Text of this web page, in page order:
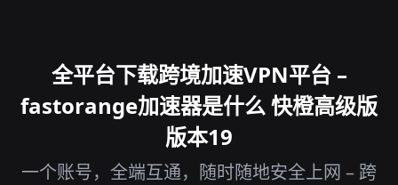
全平台下载跨境加速VPN平台 –
fastorange加速器是什么 快橙高级版
版本19
一个账号，全端互通，随时随地安全上网 – 跨